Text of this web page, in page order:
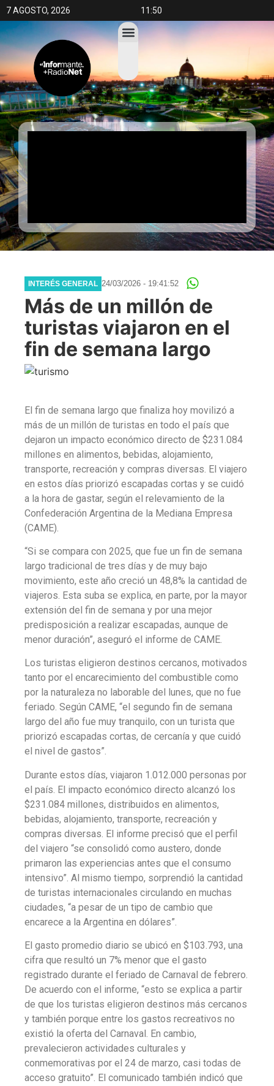
7 AGOSTO, 2026 11:50
INTERÉS GENERAL 24/03/2026 - 19:41:52
Más de un millón de
turistas viajaron en el
fin de semana largo
El fin de semana largo que finaliza hoy movilizó a
más de un millón de turistas en todo el país que
dejaron un impacto económico directo de $231.084
millones en alimentos, bebidas, alojamiento,
transporte, recreación y compras diversas. El viajero
en estos días priorizó escapadas cortas y se cuidó
a la hora de gastar, según el relevamiento de la
Confederación Argentina de la Mediana Empresa
(CAME).
“Si se compara con 2025, que fue un fin de semana
largo tradicional de tres días y de muy bajo
movimiento, este año creció un 48,8% la cantidad de
viajeros. Esta suba se explica, en parte, por la mayor
extensión del fin de semana y por una mejor
predisposición a realizar escapadas, aunque de
menor duración”, aseguró el informe de CAME.
Los turistas eligieron destinos cercanos, motivados
tanto por el encarecimiento del combustible como
por la naturaleza no laborable del lunes, que no fue
feriado. Según CAME, “el segundo fin de semana
largo del año fue muy tranquilo, con un turista que
priorizó escapadas cortas, de cercanía y que cuidó
el nivel de gastos”.
Durante estos días, viajaron 1.012.000 personas por
el país. El impacto económico directo alcanzó los
$231.084 millones, distribuidos en alimentos,
bebidas, alojamiento, transporte, recreación y
compras diversas. El informe precisó que el perfil
del viajero “se consolidó como austero, donde
primaron las experiencias antes que el consumo
intensivo”. Al mismo tiempo, sorprendió la cantidad
de turistas internacionales circulando en muchas
ciudades, “a pesar de un tipo de cambio que
encarece a la Argentina en dólares”.
El gasto promedio diario se ubicó en $103.793, una
cifra que resultó un 7% menor que el gasto
registrado durante el feriado de Carnaval de febrero.
De acuerdo con el informe, “esto se explica a partir
de que los turistas eligieron destinos más cercanos
y también porque entre los gastos recreativos no
existió la oferta del Carnaval. En cambio,
prevalecieron actividades culturales y
conmemorativas por el 24 de marzo, casi todas de
acceso gratuito”. El comunicado también indicó que